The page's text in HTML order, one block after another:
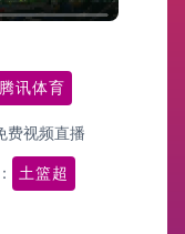
腾讯体育
费视频直播
土篮超